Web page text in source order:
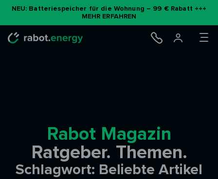
NEU: Batteriespeicher für die Wohnung – 99 € Rabatt +++
MEHR ERFAHREN
Rabot Magazin
Ratgeber. Themen.
Schlagwort: Beliebte Artikel
Zum
Inhalt
springen